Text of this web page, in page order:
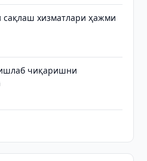
сақлаш хизматлари ҳажми
чиқаришни